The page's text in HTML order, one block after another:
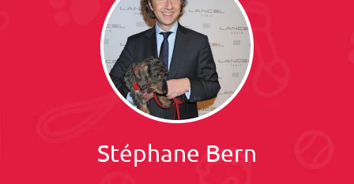
Stéphane Bern